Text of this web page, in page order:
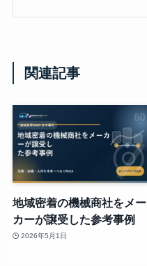
関連記事
地域密着の機械商社をメー
カーが譲受した参考事例
2026年5月1日